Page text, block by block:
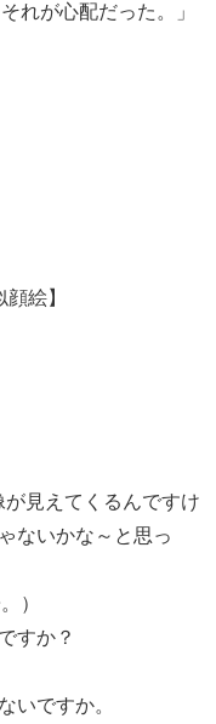
れが心配だった。」
絵】
見えてくるんですけ
ないかな～と思っ
）
すか？
いですか。